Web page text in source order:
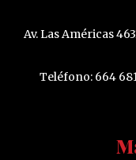
Av. Las Américas
Teléfono: 664